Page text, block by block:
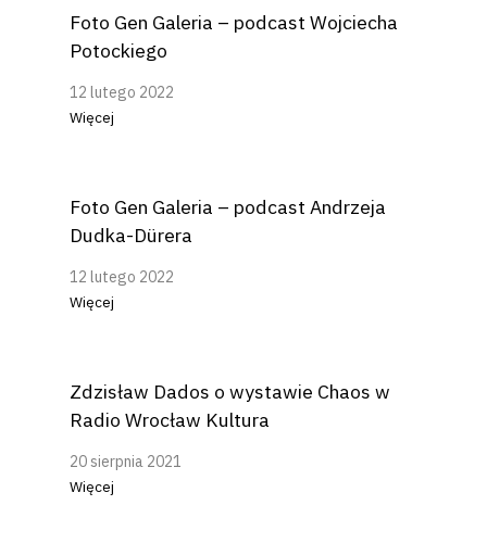
Foto Gen Galeria – podcast Wojciecha
Potockiego
12 lutego 2022
Więcej
Foto Gen Galeria – podcast Andrzeja
Dudka-Dürera
12 lutego 2022
Więcej
Zdzisław Dados o wystawie Chaos w
Radio Wrocław Kultura
20 sierpnia 2021
Więcej